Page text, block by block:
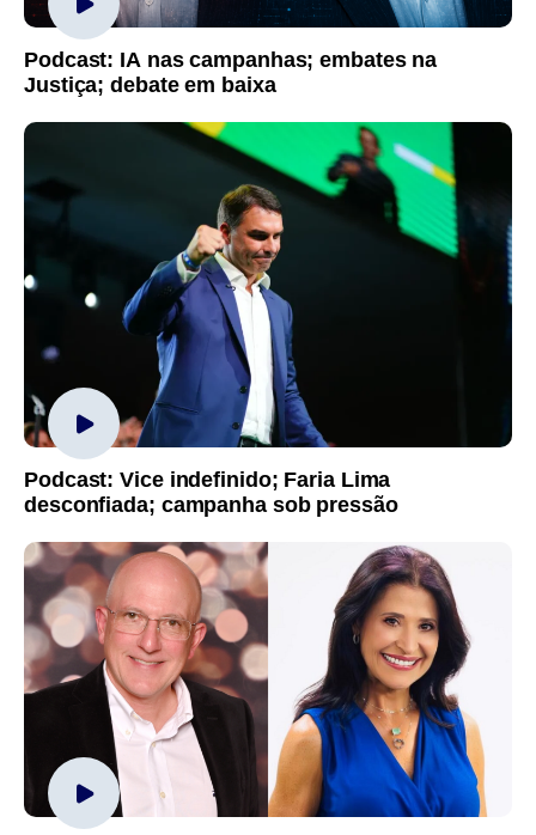
Podcast: IA nas campanhas; embates na
Justiça; debate em baixa
Podcast: Vice indefinido; Faria Lima
desconfiada; campanha sob pressão